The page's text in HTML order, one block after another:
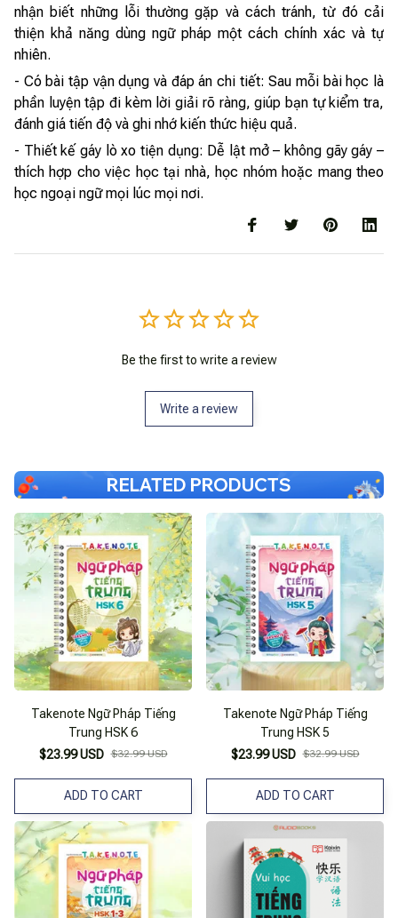
nhận biết những lỗi thường gặp và cách tránh, từ đó cải
thiện khả năng dùng ngữ pháp một cách chính xác và tự
nhiên.
- Có bài tập vận dụng và đáp án chi tiết: Sau mỗi bài học là
phần luyện tập đi kèm lời giải rõ ràng, giúp bạn tự kiểm tra,
đánh giá tiến độ và ghi nhớ kiến thức hiệu quả.
- Thiết kế gáy lò xo tiện dụng: Dễ lật mở – không gãy gáy –
thích hợp cho việc học tại nhà, học nhóm hoặc mang theo
học ngoại ngữ mọi lúc mọi nơi.
Be the first to write a review
Write a review
RELATED PRODUCTS
Takenote Ngữ Pháp Tiếng
Trung HSK 6
$23.99 USD $32.99 USD
ADD TO CART
Takenote Ngữ Pháp Tiếng
Trung HSK 5
$23.99 USD $32.99 USD
ADD TO CART